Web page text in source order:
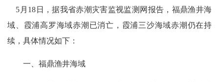
5 月 18 日，据我省赤潮灾害监视监测网报告，福鼎渔井海
域、霞浦高罗海域赤潮已消亡，霞浦三沙海域赤潮仍在持
续， 具体情况如下：
一、福鼎渔井海域